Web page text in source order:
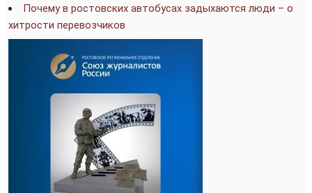
Почему в ростовских автобусах задыхаются люди – о
хитрости перевозчиков